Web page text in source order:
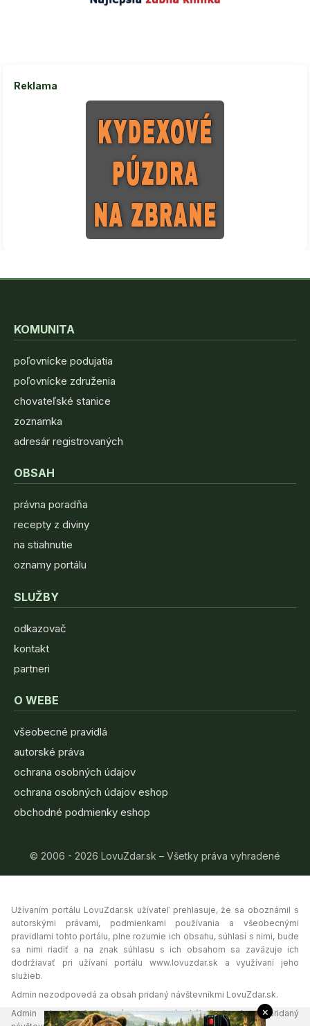
Reklama
KOMUNITA
poľovnícke podujatia
poľovnícke združenia
chovateľské stanice
zoznamka
adresár registrovaných
OBSAH
právna poradňa
recepty z diviny
na stiahnutie
oznamy portálu
SLUŽBY
odkazovač
kontakt
partneri
O WEBE
všeobecné pravidlá
autorské práva
ochrana osobných údajov
ochrana osobných údajov eshop
obchodné podmienky eshop
© 2006 - 2026 LovuZdar.sk – Všetky práva vyhradené
Užívaním portálu LovuZdar.sk užívateľ prehlasuje, že sa oboznámil s
autorskými právami, podmienkami používania a všeobecnými
pravidlami tohto portálu, plne rozumie ich obsahu, súhlasí s nimi, bude
sa nimi riadiť a na znak súhlasu s ich obsahom sa zaväzuje ich
dodržiavať pri užívaní portálu www.lovuzdar.sk a využívaní jeho
služieb.
Admin nezodpovedá za obsah pridaný návštevníkmi LovuZdar.sk.
Admin si vyhradzuje právo vymazať akýkoľvek obsah pridaný
×